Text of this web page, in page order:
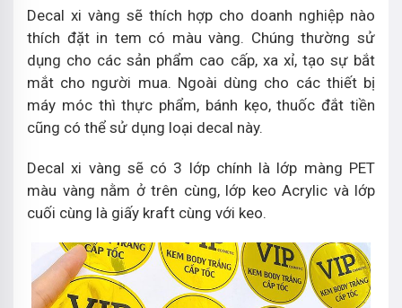
Decal xi vàng sẽ thích hợp cho doanh nghiệp nào
thích đặt in tem có màu vàng. Chúng thường sử
dụng cho các sản phẩm cao cấp, xa xỉ, tạo sự bắt
mắt cho người mua. Ngoài dùng cho các thiết bị
máy móc thì thực phẩm, bánh kẹo, thuốc đắt tiền
cũng có thể sử dụng loại decal này.
Decal xi vàng sẽ có 3 lớp chính là lớp màng PET
màu vàng nằm ở trên cùng, lớp keo Acrylic và lớp
cuối cùng là giấy kraft cùng với keo.